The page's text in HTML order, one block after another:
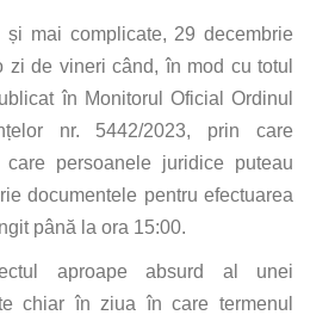
mai complicate, 29 decembrie
zi de vineri când, în mod cu totul
în Monitorul Oficial Ordinul
nr. 5442/2023, prin care
persoanele juridice puteau
documentele pentru efectuarea
până la ora 15:00.
aproape absurd al unei
chiar în ziua în care termenul